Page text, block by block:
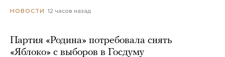
НОВОСТИ 12 часов назад
Партия «Родина» потребовала снять
«Яблоко» с выборов в Госдуму